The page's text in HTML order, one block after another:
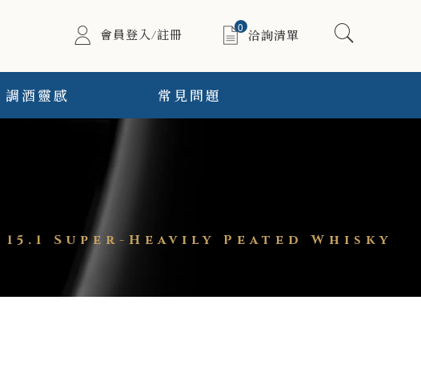
會員登入/註冊 0
洽詢清單
調酒靈感 常見問題
15.1 Super-Heavily Peated Whisky